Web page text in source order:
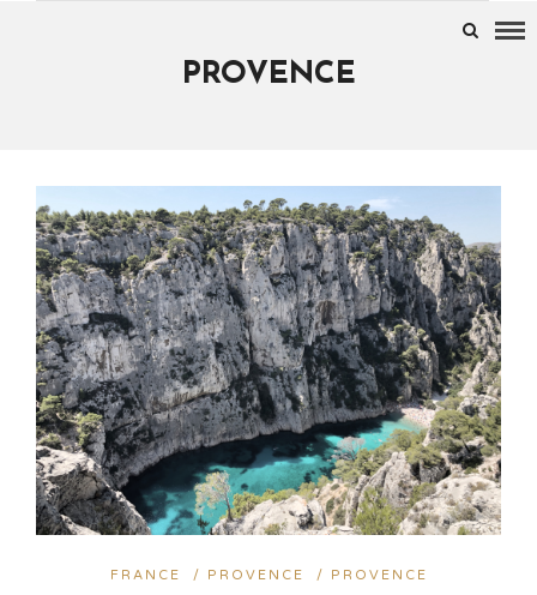
PROVENCE
FRANCE / PROVENCE / PROVENCE